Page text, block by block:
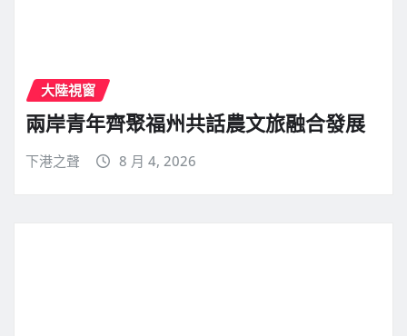
大陸視窗
兩岸青年齊聚福州共話農文旅融合發展
下港之聲 8 月 4, 2026